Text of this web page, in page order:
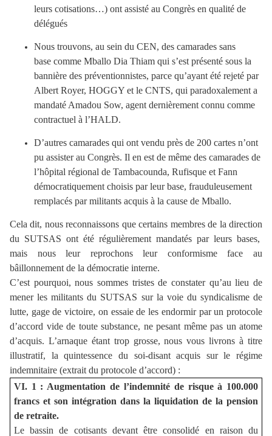
leurs cotisations…) ont assisté au Congrès en qualité de
délégués
Nous trouvons, au sein du CEN, des camarades sans
base comme Mballo Dia Thiam qui s’est présenté sous la
bannière des préventionnistes, parce qu’ayant été rejeté par
Albert Royer, HOGGY et le CNTS, qui paradoxalement a
mandaté Amadou Sow, agent dernièrement connu comme
contractuel à l’HALD.
D’autres camarades qui ont vendu près de 200 cartes n’ont
pu assister au Congrès. Il en est de même des camarades de
l’hôpital régional de Tambacounda, Rufisque et Fann
démocratiquement choisis par leur base, frauduleusement
remplacés par militants acquis à la cause de Mballo.
Cela dit, nous reconnaissons que certains membres de la direction
du SUTSAS ont été régulièrement mandatés par leurs bases,
mais nous leur reprochons leur conformisme face au
bâillonnement de la démocratie interne.
C’est pourquoi, nous sommes tristes de constater qu’au lieu de
mener les militants du SUTSAS sur la voie du syndicalisme de
lutte, gage de victoire, on essaie de les endormir par un protocole
d’accord vide de toute substance, ne pesant même pas un atome
d’acquis. L’arnaque étant trop grosse, nous vous livrons à titre
illustratif, la quintessence du soi-disant acquis sur le régime
indemnitaire (extrait du protocole d’accord) :
VI. 1 : Augmentation de l’indemnité de risque à 100.000
francs et son intégration dans la liquidation de la pension
de retraite.
Le bassin de cotisants devant être consolidé en raison du